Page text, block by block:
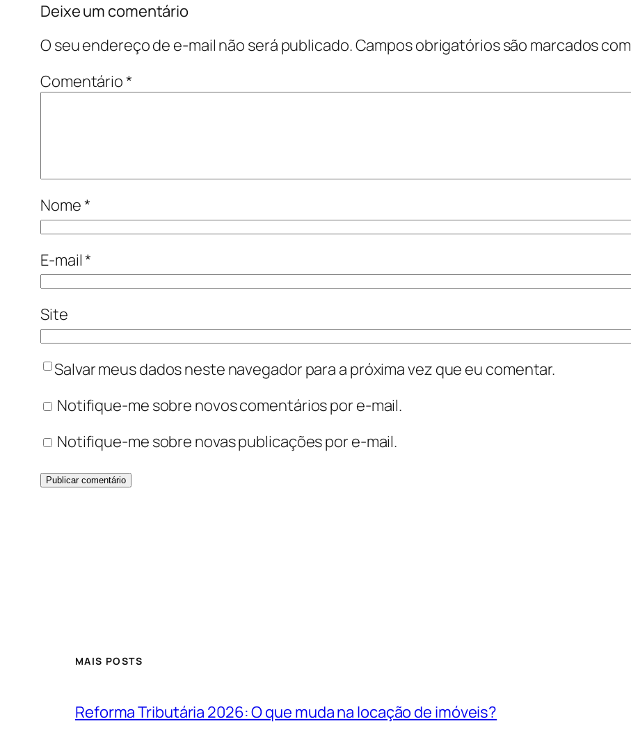
Deixe um comentário
O seu endereço de e-mail não será publicado.Campos obrigatórios são marcados com
Comentário*
Nome*
E-mail*
Site
Salvar meus dados neste navegador para a próxima vez que eu comentar.
Notifique-me sobre novos comentários por e-mail.
Notifique-me sobre novas publicações por e-mail.
MAIS POSTS
Reforma Tributária 2026: O que muda na locação de imóveis?